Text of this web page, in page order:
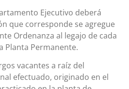
Ejecutivo deberá
que corresponde se agregue
Ordenanza al legajo de cada
Planta Permanente.
vacantes a raíz del
efectuado, originado en el